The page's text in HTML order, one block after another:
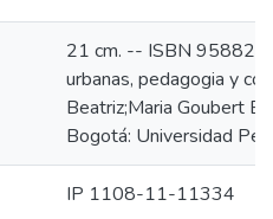
21 cm. -- ISBN
urbanas, pedagogia y
Beatriz;Maria Goubert
Bogotá: Universidad
IP 1108-11-11334